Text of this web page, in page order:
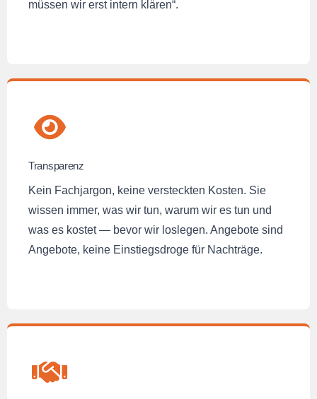
müssen wir erst intern klären“.
Transparenz
Kein Fachjargon, keine versteckten Kosten. Sie
wissen immer, was wir tun, warum wir es tun und
was es kostet — bevor wir loslegen. Angebote sind
Angebote, keine Einstiegsdroge für Nachträge.